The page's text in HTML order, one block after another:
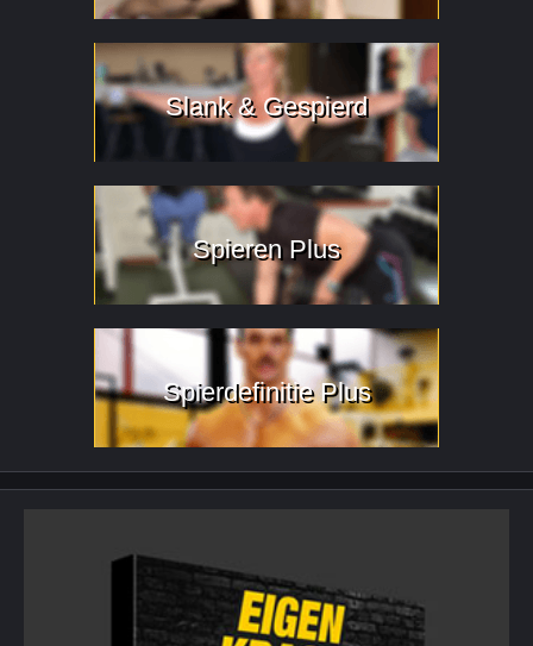
Slank & Gespierd
Spieren Plus
Spierdefinitie Plus